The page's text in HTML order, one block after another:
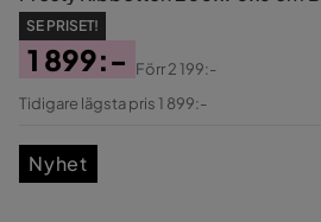
SE PRISET!
Pris
1 899:-
Original
Förr2 199:-
Tidigare lägsta pris 1 899:-
Nyhet